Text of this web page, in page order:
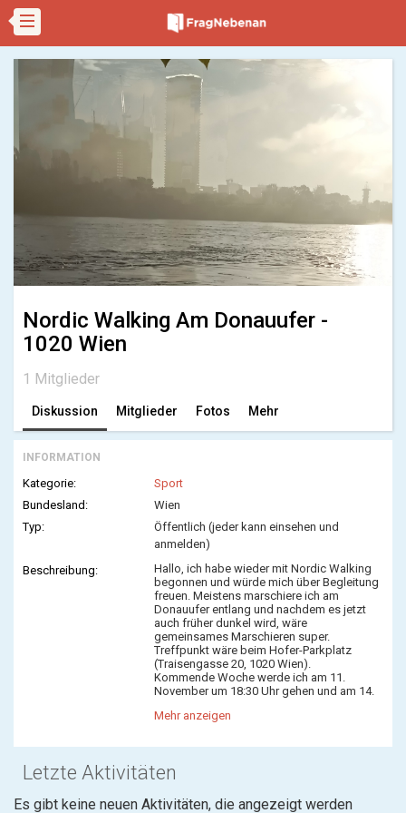
Nordic Walking Am Donauufer -
1020 Wien
1 Mitglieder
Diskussion Mitglieder Fotos Mehr
INFORMATION
Kategorie:
Sport
Bundesland:
Wien
Typ:
Öffentlich (jeder kann einsehen und
anmelden)
Beschreibung:
Hallo, ich habe wieder mit Nordic Walking
begonnen und würde mich über Begleitung
freuen. Meistens marschiere ich am
Donauufer entlang und nachdem es jetzt
auch früher dunkel wird, wäre
gemeinsames Marschieren super.
Treffpunkt wäre beim Hofer-Parkplatz
(Traisengasse 20, 1020 Wien).
Kommende Woche werde ich am 11.
November um 18:30 Uhr gehen und am 14.
Freu mich, wenn jemand mitkommen mag.
Liebe Grüße
Mehr anzeigen
Letzte Aktivitäten
Es gibt keine neuen Aktivitäten, die angezeigt werden